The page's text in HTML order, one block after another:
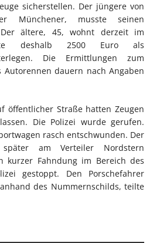
sicherstellen. Der jüngere von
Münchener, musste seinen
Der ältere, 45, wohnt derzeit im
deshalb 2500 Euro als
Die Ermittlungen zum
dauern nach Angaben
öffentlicher Straße hatten Zeugen
Die Polizei wurde gerufen.
rasch entschwunden. Der
am Verteiler Nordstern
kurzer Fahndung im Bereich des
gestoppt. Den Porschefahrer
des Nummernschilds, teilte